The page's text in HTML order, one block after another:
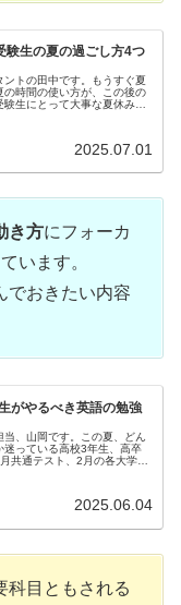
験生の夏の過ごし方4つ
ントの田中です。もうすぐ夏
時間の使い方が、この後の
生にとって大事な夏休みの
2025.07.01
き方にフォーカ
います。
でおきたい内容
がやるべき英語の勉強
当、山岡です。この夏、どん
っている高校3年生、高卒
共通テスト、2月の各大学の
2025.06.04
科目ともされる